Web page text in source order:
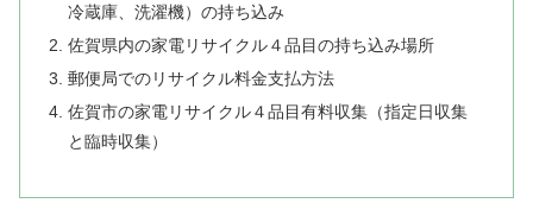
冷蔵庫、洗濯機）の持ち込み
佐賀県内の家電リサイクル４品目の持ち込み場所
郵便局でのリサイクル料金支払方法
佐賀市の家電リサイクル４品目有料収集（指定日収集
と臨時収集）